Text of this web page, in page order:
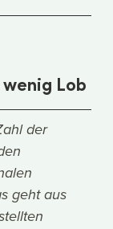
Lob
der
geht aus